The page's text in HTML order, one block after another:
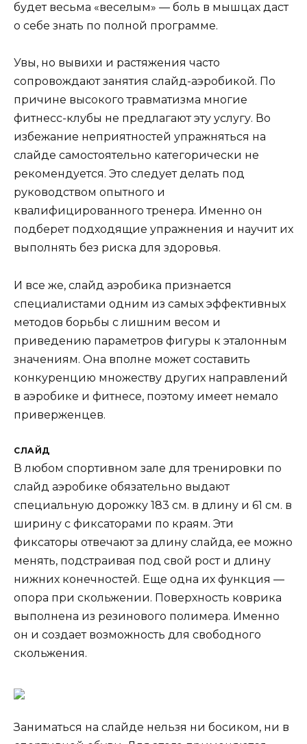
будет весьма «веселым» — боль в мышцах даст
о себе знать по полной программе.
Увы, но вывихи и растяжения часто
сопровождают занятия слайд-аэробикой. По
причине высокого травматизма многие
фитнесс-клубы не предлагают эту услугу. Во
избежание неприятностей упражняться на
слайде самостоятельно категорически не
рекомендуется. Это следует делать под
руководством опытного и
квалифицированного тренера. Именно он
подберет подходящие упражнения и научит их
выполнять без риска для здоровья.
И все же, слайд аэробика признается
специалистами одним из самых эффективных
методов борьбы с лишним весом и
приведению параметров фигуры к эталонным
значениям. Она вполне может составить
конкуренцию множеству других направлений
в аэробике и фитнесе, поэтому имеет немало
приверженцев.
СЛАЙД
В любом спортивном зале для тренировки по
слайд аэробике обязательно выдают
специальную дорожку 183 см. в длину и 61 см. в
ширину с фиксаторами по краям. Эти
фиксаторы отвечают за длину слайда, ее можно
менять, подстраивая под свой рост и длину
нижних конечностей. Еще одна их функция —
опора при скольжении. Поверхность коврика
выполнена из резинового полимера. Именно
он и создает возможность для свободного
скольжения.
Заниматься на слайде нельзя ни босиком, ни в